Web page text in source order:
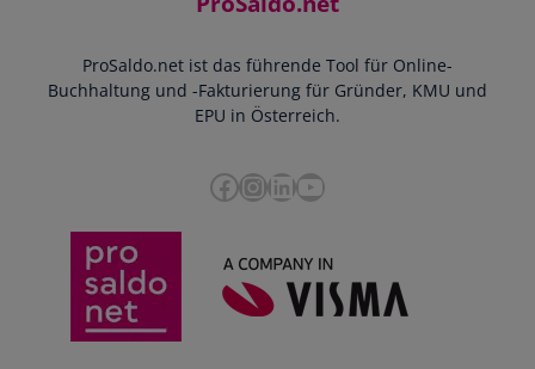
Presse
Datenschutz
Bankdatenimport
Zusammenarbeit mit Steuerberater
e-Rechnung an den Bund
Blog
Ratgeber
Newsletter
ProSaldo.net ist das führende Tool für Online-
Buchhaltung und -Fakturierung für Gründer, KMU und
EPU in Österreich.
Facebook InstagramLinkedIn YouTube